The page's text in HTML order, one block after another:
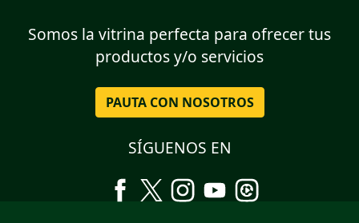
Somos la vitrina perfecta para ofrecer tus
productos y/o servicios
PAUTA CON NOSOTROS
SÍGUENOS EN